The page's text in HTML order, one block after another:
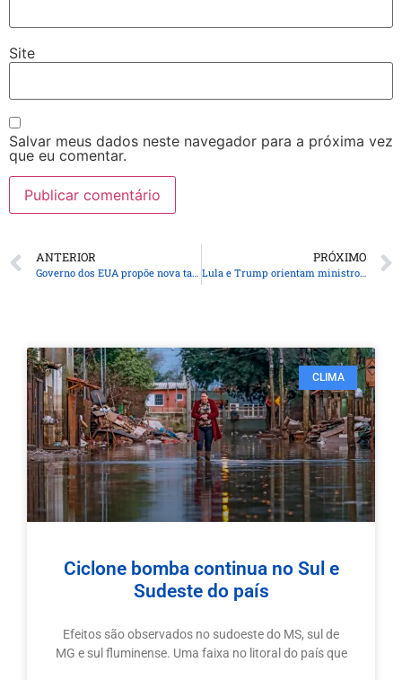
Site
Salvar meus dados neste navegador para a próxima vez
que eu comentar.
ANTERIOR
Governo dos EUA propõe nova tarifa de 25% sobre produtos brasileiros
PRÓXIMO
Lula e Trump orientam ministros a resolverem tarifas em 30 dias
CLIMA
Ciclone bomba continua no Sul e
Sudeste do país
Efeitos são observados no sudoeste do MS, sul de
MG e sul fluminense. Uma faixa no litoral do país que